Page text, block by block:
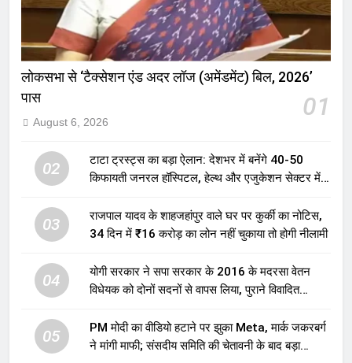
लोकसभा से ‘टैक्सेशन एंड अदर लॉज (अमेंडमेंट) बिल, 2026’
पास
01
August 6, 2026
02
टाटा ट्रस्ट्स का बड़ा ऐलान: देशभर में बनेंगे 40-50
किफायती जनरल हॉस्पिटल, हेल्थ और एजुकेशन सेक्टर में
03
राजपाल यादव के शाहजहांपुर वाले घर पर कुर्की का नोटिस,
34 दिन में ₹16 करोड़ का लोन नहीं चुकाया तो होगी नीलामी
04
योगी सरकार ने सपा सरकार के 2016 के मदरसा वेतन
विधेयक को दोनों सदनों से वापस लिया, पुराने विवादित
05
PM मोदी का वीडियो हटाने पर झुका Meta, मार्क जकरबर्ग
ने मांगी माफी; संसदीय समिति की चेतावनी के बाद बड़ा